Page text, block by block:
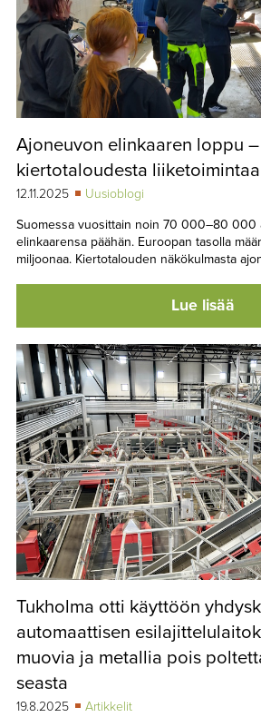
Ajoneuvon elinkaaren loppu –
kiertotaloudesta liiketoimintaa
12.11.2025
Uusioblogi
Suomessa vuosittain noin 70 000–80 000
elinkaarensa päähän. Euroopan tasolla
miljoonaa. Kiertotalouden näkökulmasta
Lue lisää
Tukholma otti käyttöön
automaattisen
muovia ja metallia pois
seasta
19.8.2025
Artikkelit